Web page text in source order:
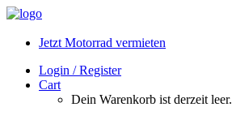
Jetzt Motorrad vermieten
Login / Register
Cart
Dein Warenkorb ist derzeit leer.